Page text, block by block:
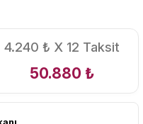
4.240 ₺ X 12 Taksit
50.880 ₺